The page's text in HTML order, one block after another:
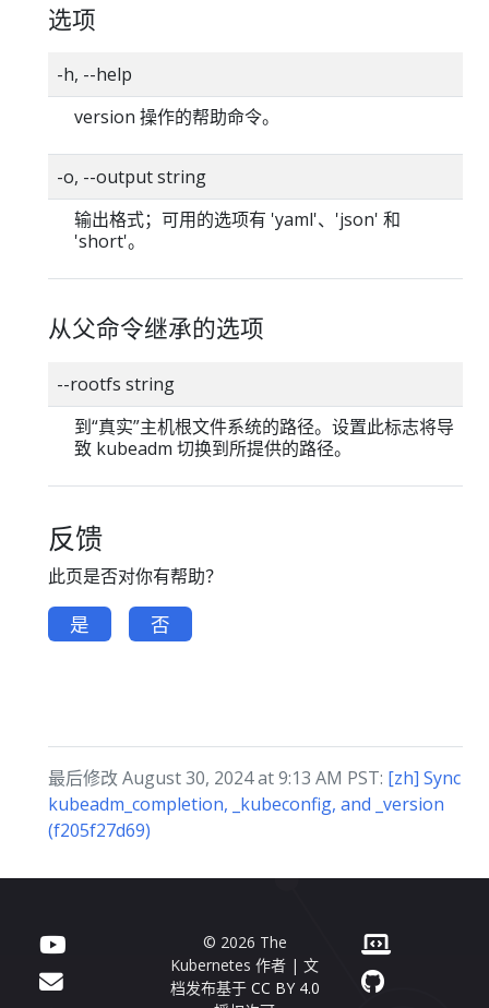
选项
-h, --help
version 操作的帮助命令。
-o, --output string
输出格式；可用的选项有 'yaml'、'json' 和
'short'。
从父命令继承的选项
--rootfs string
到“真实”主机根文件系统的路径。设置此标志将导
致 kubeadm 切换到所提供的路径。
反馈
此页是否对你有帮助？
是 否
最后修改 August 30, 2024 at 9:13 AM PST: [zh] Sync
kubeadm_completion, _kubeconfig, and _version
(f205f27d69)
© 2026 The
Kubernetes 作者 | 文
档发布基于 CC BY 4.0